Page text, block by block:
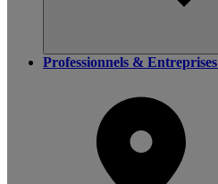
Professionnels & Entreprises